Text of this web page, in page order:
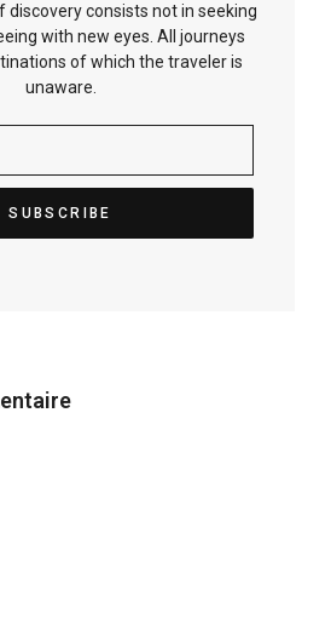
discovery consists not in seeking
with new eyes. All journeys
of which the traveler is
unaware.